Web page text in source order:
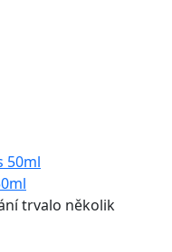
trvalo několik